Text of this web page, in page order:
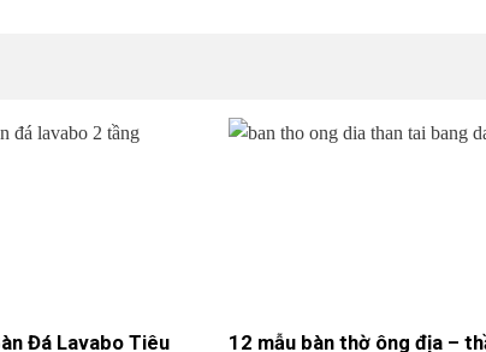
Đá Lavabo Tiêu
12 mẫu bàn thờ ông địa –